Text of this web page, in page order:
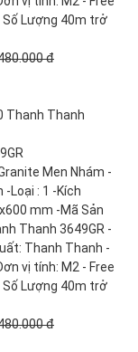
Số Lượng 40m trở
đ
Thanh Thanh
Men Nhám -
-Loại : 1 -Kích
mm -Mã Sản
Thanh 3649GR -
Thanh Thanh -
vị tính: M2 - Free
Số Lượng 40m trở
đ